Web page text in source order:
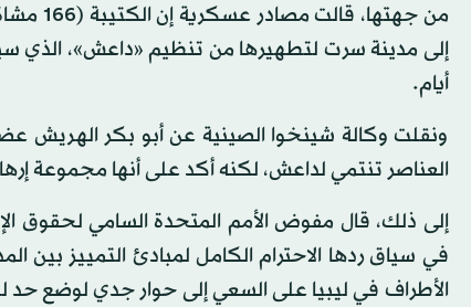
من
إلى مدينة سرت لتطهيرها من تنظيم «داعش»، الذي
أيام.
ونقلت وكالة شينخوا الصينية عن أبو بكر الهريش
العناصر تنتمي لداعش، لكنه أكد على أنها مجموعة
إلى ذلك، قال مفوض الأمم المتحدة السامي لحقوق
في سياق ردها الاحترام الكامل لمبادئ التمييز بين
الأطراف في ليبيا على السعي إلى حوار جدي لوضع حد